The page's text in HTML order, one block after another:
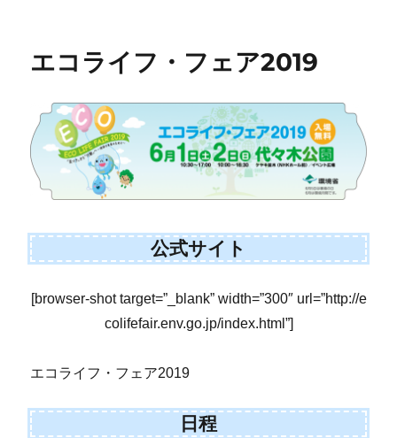
エコライフ・フェア2019
公式サイト
[browser-shot target=”_blank” width=”300″ url=”http://e
colifefair.env.go.jp/index.html”]
エコライフ・フェア2019
日程